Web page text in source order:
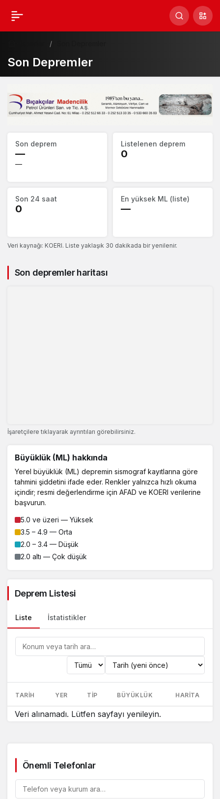
Son Depremler
Deprem
özeti
Son deprem
—
—
Listelenen deprem
0
Son 24 saat
0
En yüksek ML (liste)
—
Veri kaynağı: KOERI. Liste yaklaşık 30 dakikada bir yenilenir.
Son depremler haritası
İşaretçilere tıklayarak ayrıntıları görebilirsiniz.
Büyüklük (ML) hakkında
Yerel büyüklük (ML) depremin sismograf kayıtlarına göre
tahmini şiddetini ifade eder. Renkler yalnızca hızlı okuma
içindir; resmi değerlendirme için AFAD ve KOERI verilerine
başvurun.
5.0 ve üzeri — Yüksek
3.5 – 4.9 — Orta
2.0 – 3.4 — Düşük
2.0 altı — Çok düşük
Deprem Listesi
Liste İstatistikler
tarihe
ara
Son
TARIH YER TIP BÜYÜKLÜK HARITA
Veri alınamadı. Lütfen sayfayı yenileyin.
Önemli Telefonlar
Telefon
listesinde